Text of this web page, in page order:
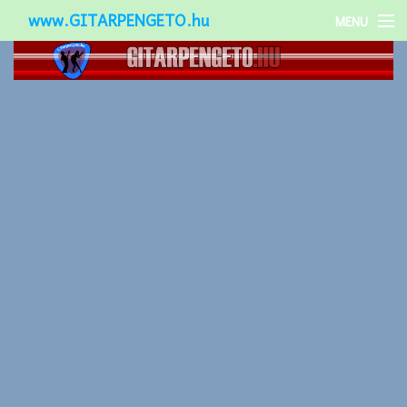
www.GITARPENGETO.hu MENU
Népszerű-